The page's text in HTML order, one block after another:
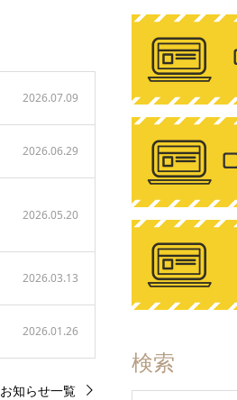
2026.07.09
2026.06.29
2026.05.20
2026.03.13
2026.01.26
お知らせ一覧
検索